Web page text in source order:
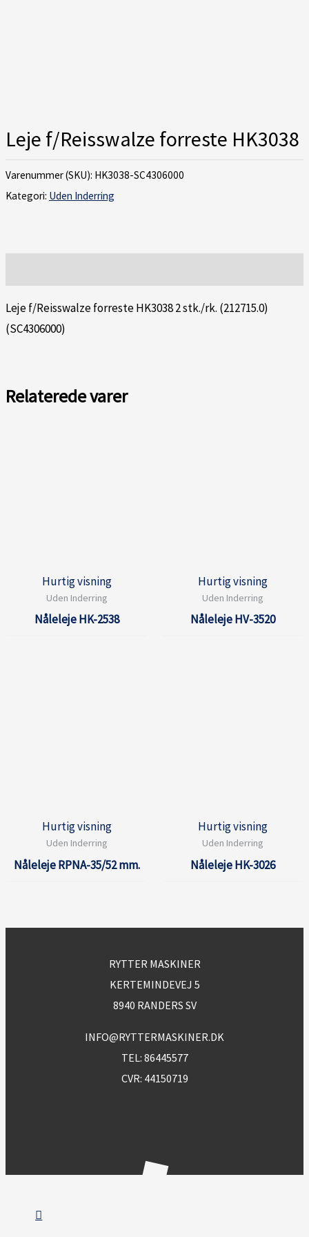
Leje f/Reisswalze forreste HK3038
Varenummer (SKU): HK3038-SC4306000
Kategori: Uden Inderring
Leje f/Reisswalze forreste HK3038 2 stk./rk. (212715.0)
(SC4306000)
Relaterede varer
Hurtig visning
Uden Inderring
Nåleleje HK-2538
Hurtig visning
Uden Inderring
Nåleleje HV-3520
Hurtig visning
Uden Inderring
Nåleleje RPNA-35/52 mm.
Hurtig visning
Uden Inderring
Nåleleje HK-3026
RYTTER MASKINER
KERTEMINDEVEJ 5
8940 RANDERS SV
INFO@RYTTERMASKINER.DK
TEL: 86445577
CVR: 44150719